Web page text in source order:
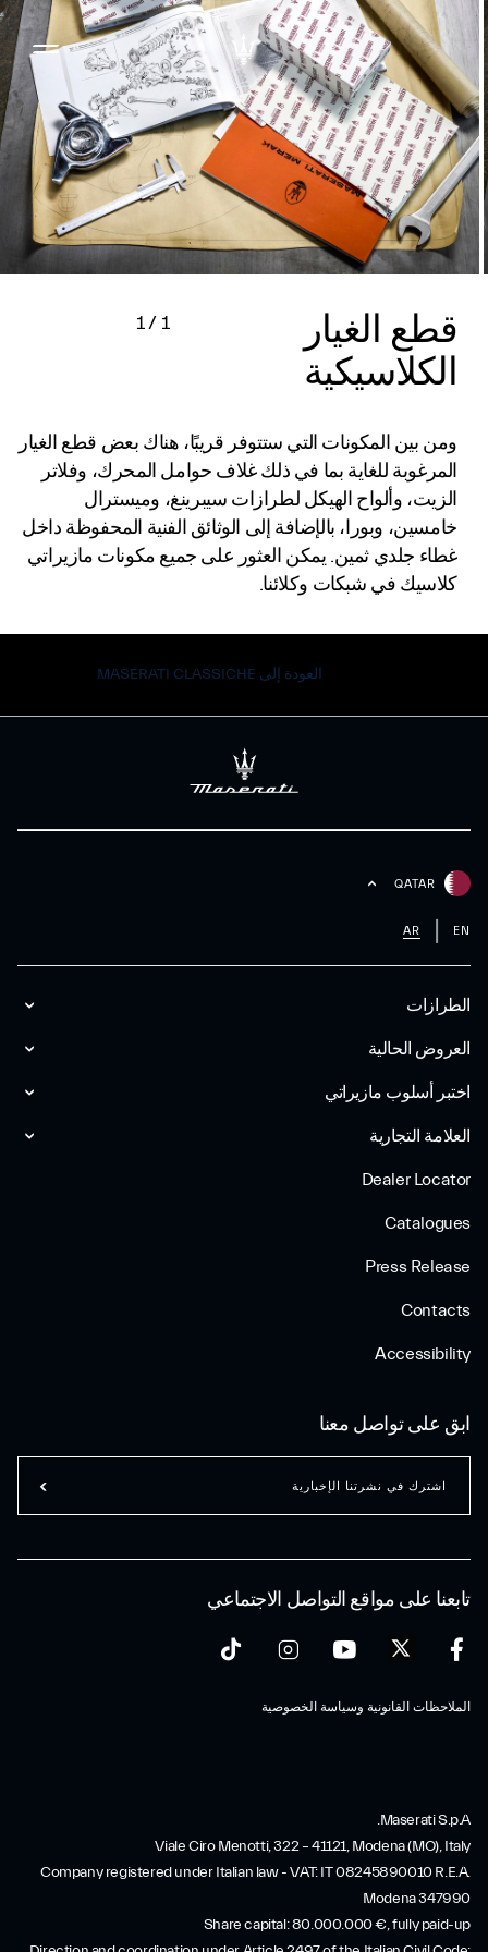
قطع الغيار
الكلاسيكية
1
/
1
ومن بين المكونات التي ستتوفر قريبًا، هناك بعض قطع الغيار
المرغوبة للغاية بما في ذلك غلاف حوامل المحرك، وفلاتر
الزيت، وألواح الهيكل لطرازات سيبرينغ، وميسترال
خامسين، وبورا، بالإضافة إلى الوثائق الفنية المحفوظة داخل
غطاء جلدي ثمين. يمكن العثور على جميع مكونات مازيراتي
كلاسيك في شبكات وكلائنا.
العودة إلى MASERATI CLASSICHE
الطرازات
العروض الحالية
اختبر أسلوب مازیراتي
العلامة التجارية
Dealer Locator
Catalogues
Press Release
Contacts
Accessibility
QATAR
EN
AR
تابعنا على مواقع التواصل الاجتماعي
الملاحظات القانونية وسياسة الخصوصية
ابق على تواصل معنا
اشترك في نشرتنا الإخبارية
Maserati S.p.A.
Viale Ciro Menotti, 322 – 41121, Modena (MO), Italy
Company registered under Italian law - VAT: IT 08245890010 R.E.A.
Modena 347990
Share capital: 80.000.000 €, fully paid-up